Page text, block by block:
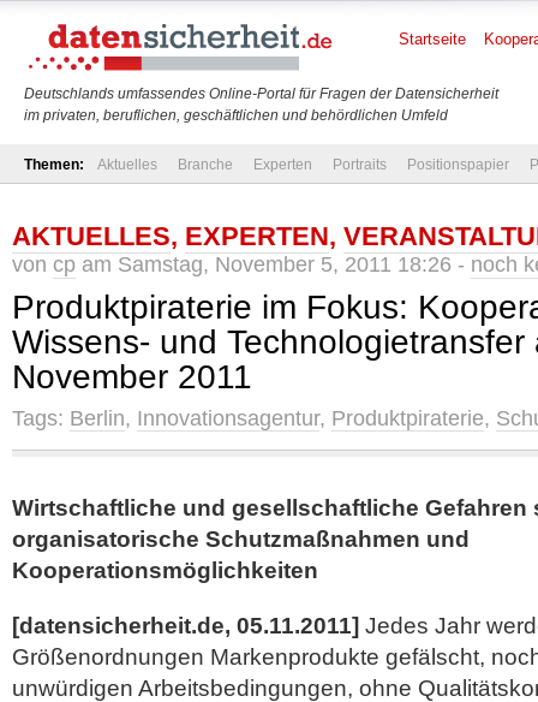
Deutschlands umfassendes Online-Portal für Fragen der Datensicherheit
im privaten, beruflichen, geschäftlichen und behördlichen Umfeld
Startseite
Themen: Aktuelles Branche Experten Portraits Positionspapier
AKTUELLES, EXPERTEN,
von cp am Samstag, November 5, 2011 18:26 - noch
Produktpiraterie im Fokus:
Wissens- und Technologietransfer
November 2011
Tags: Berlin, Innovationsagentur, Produktpiraterie,
Wirtschaftliche und gesellschaftliche Gefahren
organisatorische Schutzmaßnahmen und
Kooperationsmöglichkeiten
[datensicherheit.de, 05.11.2011] Jedes Jahr
Größenordnungen Markenprodukte gefälscht,
unwürdigen Arbeitsbedingungen, ohne